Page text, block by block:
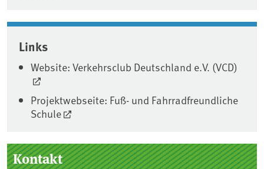
Associated content
Links
Website: Verkehrsclub Deutschland e.V. (VCD)
Projektwebseite: Fuß- und Fahrradfreundliche
Schule
Seitenleiste
Kontakt